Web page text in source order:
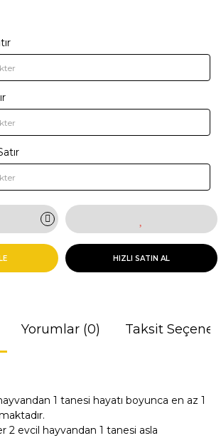
HIZLI SATIN AL
Yorumlar (0) Taksit
1 tanesi hayatı boyunca en az 1
2 evcil hayvandan 1 tanesi asla